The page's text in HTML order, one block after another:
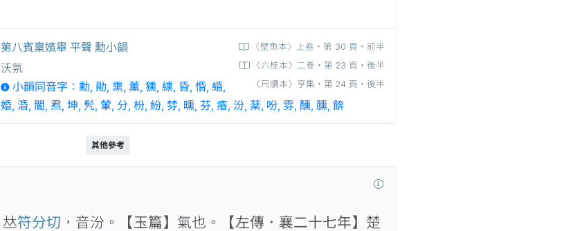
〈壁魚本〉上卷‧第 30 頁‧前半
〈六桂本〉二卷‧第 23 頁‧後半
〈尺牘本〉亨集‧第 24 頁‧後半
第八賓稟嬪畢 平聲 勳小韻
沃氛
小韻同音字：勳, 勛, 熏, 薰, 獯, 纁, 昏, 惛, 緍,
婚, 涽, 閽, 焄, 坤, 髠, 葷, 分, 枌, 紛, 棼, 曛, 芬, 痻, 汾, 棻, 吩, 雰, 醺, 臐, 餴
其他參考
𠀤符分切 ，音汾。 【玉篇】 氣也。 【左傳．襄二十七年】 楚